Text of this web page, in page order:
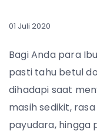
01 Juli 2020
Bagi Anda para
pasti tahu betul
dihadapi saat
masih sedikit,
payudara, hingga